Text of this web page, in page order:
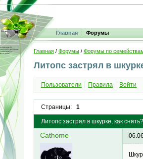
Главная Форумы
Главная / Форумы / Форумы по
Литопс застрял в
Пользователи Правила Войти
Страницы: 1
Литопс застрял в шкурке, как снять?
Cathome